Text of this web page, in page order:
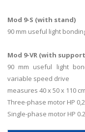
Mod 9-S (with stand)
90 mm useful light
Mod 9-VR (with
90 mm useful light
variable speed drive
measures 40 x 50 x 110
Three-phase motor HP
Single-phase motor HP